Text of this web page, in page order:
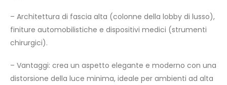
– Architettura di fascia alta (colonne della lobby di lusso),
finiture automobilistiche e dispositivi medici (strumenti
chirurgici).
– Vantaggi: crea un aspetto elegante e moderno con una
distorsione della luce minima, ideale per ambienti ad alta